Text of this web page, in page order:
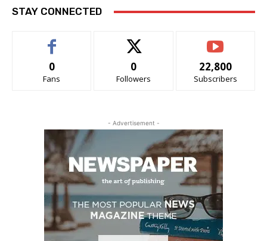
STAY CONNECTED
0
Fans
0
Followers
22,800
Subscribers
- Advertisement -